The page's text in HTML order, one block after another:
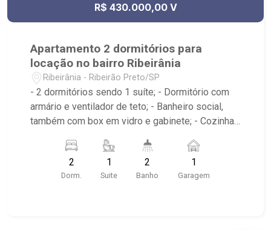
R$ 430.000,00 V
Apartamento 2 dormitórios para
locação no bairro Ribeirânia
Ribeirânia - Ribeirão Preto/SP
- 2 dormitórios sendo 1 suíte; - Dormitório com
armário e ventilador de teto; - Banheiro social,
também com box em vidro e gabinete; - Cozinha
serviço planejada; - Edifício com elevador; -
Condomínio com academia, bike sharing, espaço
kids, salão de festas; gourmet e solarium com
2
Dorm.
1
Suite
2
Banho
1
Garagem